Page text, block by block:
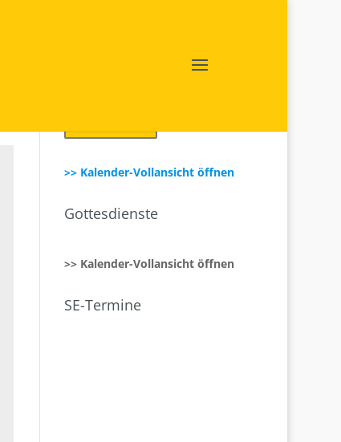
>> Kalender-Vollansicht öffnen
Gottesdienste
>> Kalender-Vollansicht öffnen
SE-Termine